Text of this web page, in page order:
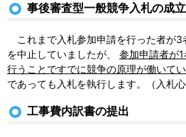
事後審査型一般競争入札の成
これまで入札参加申請を行った者が
を中止していましたが、 参加申請者が
行うことですでに競争の原理が働いて
であっても入札を執行します。（入札心
工事費内訳書の提出